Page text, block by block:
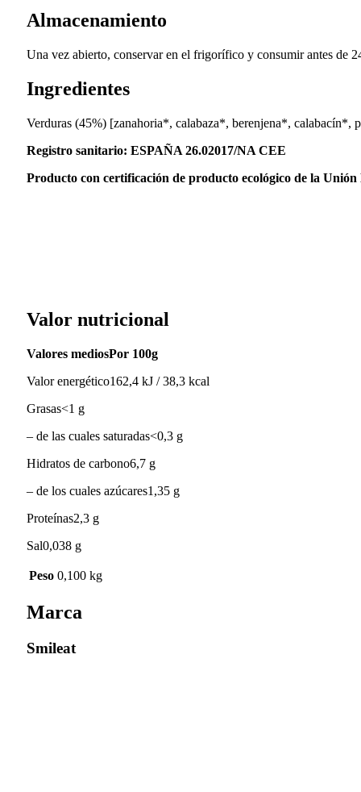
Almacenamiento
Una vez abierto, conservar en el frigorífico y consumir antes de
Ingredientes
Verduras (45%) [zanahoria*, calabaza*, berenjena*,
Registro sanitario: ESPAÑA 26.02017/NA CEE
Producto con certificación de producto ecológico de la Unión
Valor nutricional
Valores mediosPor 100g
Valor energético162,4 kJ / 38,3 kcal
Grasas<1 g
– de las cuales saturadas<0,3 g
Hidratos de carbono6,7 g
– de los cuales azúcares1,35 g
Proteínas2,3 g
Sal0,038 g
Peso 0,100 kg
Marca
Smileat